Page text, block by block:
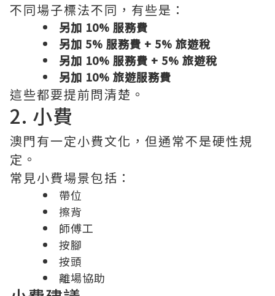
不同場子標法不同，有些是：
另加 10% 服務費
另加 5% 服務費 + 5% 旅遊稅
另加 10% 服務費 + 5% 旅遊稅
另加 10% 旅遊服務費
這些都要提前問清楚。
2. 小費
澳門有一定小費文化，但通常不是硬性規
定。
常見小費場景包括：
帶位
擦背
師傅工
按腳
按頭
離場協助